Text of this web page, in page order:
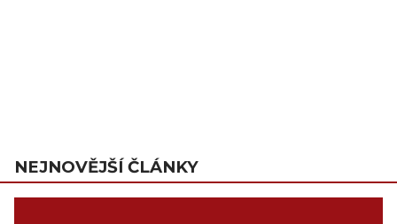
NEJNOVĚJŠÍ ČLÁNKY